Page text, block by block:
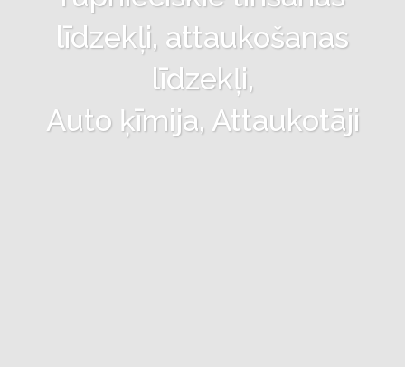
līdzekļi, attaukošanas
līdzekļi,
Auto ķīmija, Attaukotāji